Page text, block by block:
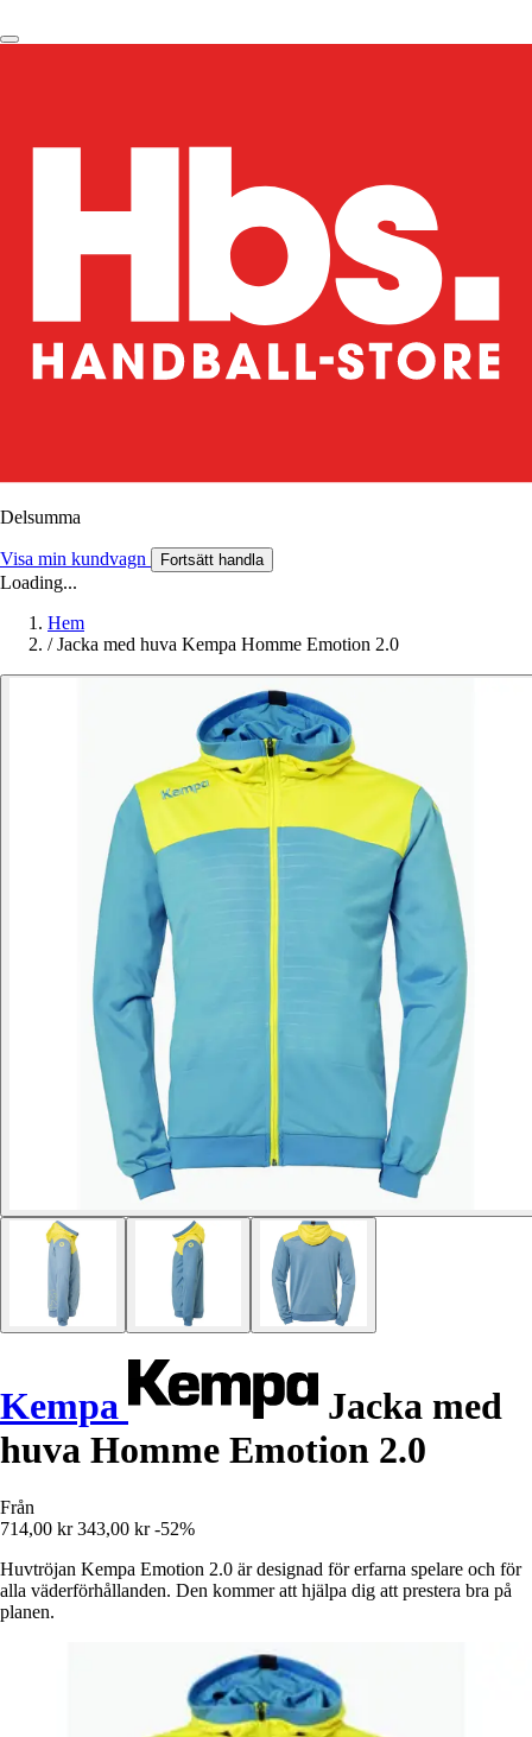
Delsumma
Visa min kundvagn Fortsätt handla
Loading...
Hem
/ Jacka med huva Kempa Homme Emotion 2.0
Kempa
Jacka med
huva Homme Emotion 2.0
Från
714,00 kr 343,00 kr -52%
Huvtröjan Kempa Emotion 2.0 är designad för erfarna spelare och för
alla väderförhållanden. Den kommer att hjälpa dig att prestera bra på
planen.